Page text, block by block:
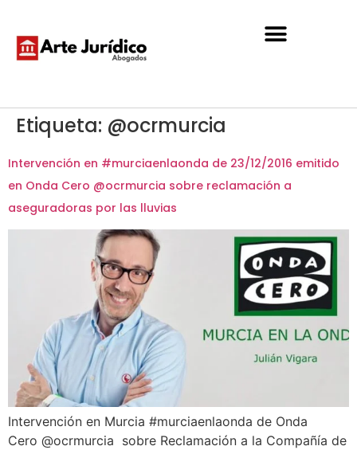
Etiqueta: @ocrmurcia
Intervención en #murciaenlaonda de 23/12/2016 emitido
en Onda Cero @ocrmurcia sobre reclamación a
aseguradoras por las lluvias
Intervención en Murcia #murciaenlaonda de Onda
Cero @ocrmurcia sobre Reclamación a la Compañía de